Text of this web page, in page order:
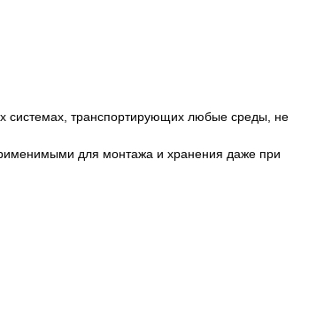
системах, транспортирующих любые среды, не
для монтажа и хранения даже при